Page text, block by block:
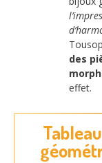
des
effet.